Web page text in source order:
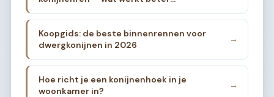
Koopgids: de beste binnenrennen voor
dwergkonijnen in 2026
→
Hoe richt je een konijnenhoek in je
woonkamer in?
→